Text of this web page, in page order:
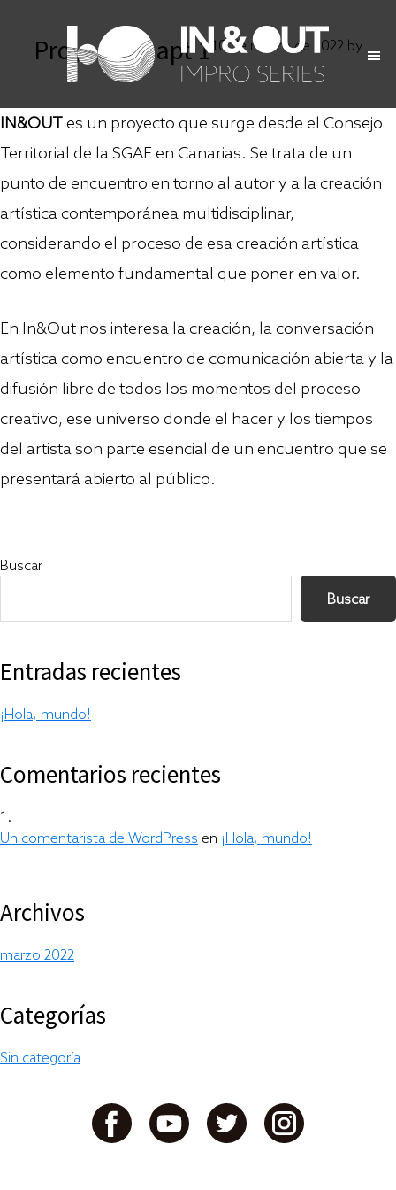
content
sidebar
Proyecto – apt 110 de marzo de 2022by
IN&OUTes un proyecto que surge desde el Consejo
Territorial de la SGAE en Canarias. Se trata de un
punto de encuentro en torno al autor y a la creación
artística contemporánea multidisciplinar,
considerando el proceso de esa creación artística
como elemento fundamental que poner en valor.
En In&Out nos interesa la creación, la conversación
artística como encuentro de comunicación abierta y la
difusión libre de todos los momentos del proceso
creativo, ese universo donde el hacer y los tiempos
del artista son parte esencial de un encuentro que se
presentará abierto al público.
Primary
Buscar
Buscar
Entradas recientes
¡Hola, mundo!
Comentarios recientes
Un comentarista de WordPress en ¡Hola, mundo!
Archivos
marzo 2022
Categorías
Sin categoría